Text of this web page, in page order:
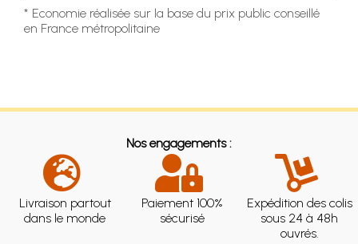
* Economie réalisée sur la base du prix public conseillé
en France métropolitaine
Nos engagements :
Livraison partout
dans le monde
Paiement 100%
sécurisé
Expédition des colis
sous 24 à 48h
ouvrés.